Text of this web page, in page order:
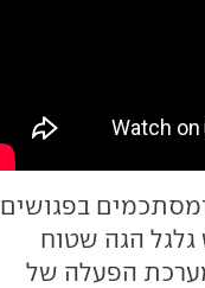
בפגושים
גלגל הגה שטוח
הפעלה של